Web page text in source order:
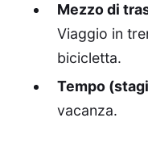
Mezzo di
Viaggio in
bicicletta.
Tempo
vacanza.